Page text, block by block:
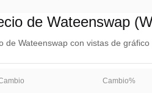
de Wateenswap
de Wateenswap con vistas de
Cambio%